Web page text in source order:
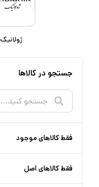
ژولانیک
جستجو در کالاها
فقط کالا‌های موجود
فقط کالا‌های اصل